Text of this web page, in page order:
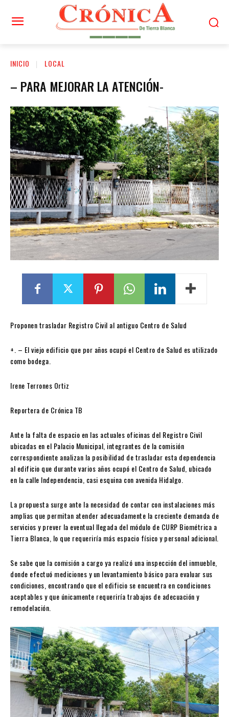
INICIO LOCAL
– PARA MEJORAR LA ATENCIÓN-
Proponen trasladar Registro Civil al antiguo Centro de Salud
+. – El viejo edificio que por años ocupó el Centro de Salud es utilizado
como bodega.
Irene Terrones Ortiz
Reportera de Crónica TB
Ante la falta de espacio en las actuales oficinas del Registro Civil
ubicadas en el Palacio Municipal, integrantes de la comisión
correspondiente analizan la posibilidad de trasladar esta dependencia
al edificio que durante varios años ocupó el Centro de Salud, ubicado
en la calle Independencia, casi esquina con avenida Hidalgo.
La propuesta surge ante la necesidad de contar con instalaciones más
amplias que permitan atender adecuadamente la creciente demanda de
servicios y prever la eventual llegada del módulo de CURP Biométrica a
Tierra Blanca, lo que requeriría más espacio físico y personal adicional.
Se sabe que la comisión a cargo ya realizó una inspección del inmueble,
donde efectuó mediciones y un levantamiento básico para evaluar sus
condiciones, encontrando que el edificio se encuentra en condiciones
aceptables y que únicamente requeriría trabajos de adecuación y
remodelación.